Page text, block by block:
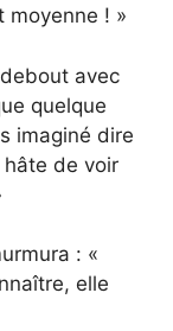
moyenne ! »
avec
quelque
imaginé dire
hâte de voir
: «
elle